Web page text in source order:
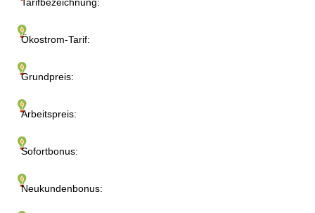
Ökostrom-Tarif:
Grundpreis:
Arbeitspreis:
Sofortbonus:
Neukundenbonus: